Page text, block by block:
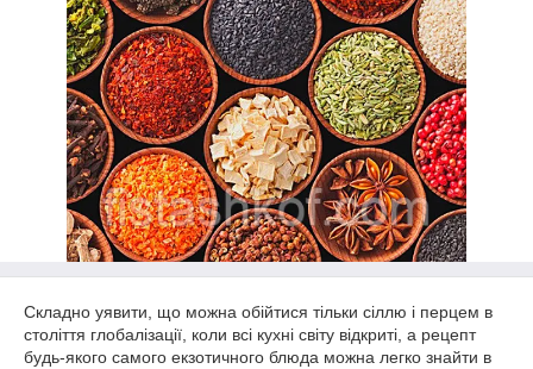
Складно уявити, що можна обійтися тільки сіллю і перцем в
століття глобалізації, коли всі кухні світу відкриті, а рецепт
будь-якого самого екзотичного блюда можна легко знайти в